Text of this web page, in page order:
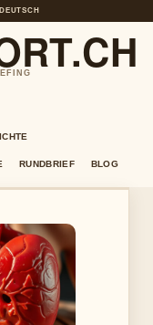
DEUTSCH
RUNDBRIEF BLOG